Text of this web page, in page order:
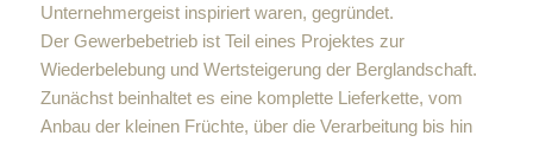
Unternehmergeist inspiriert waren, gegründet.
Der Gewerbebetrieb ist Teil eines Projektes zur
Wiederbelebung und Wertsteigerung der Berglandschaft.
Zunächst beinhaltet es eine komplette Lieferkette, vom
Anbau der kleinen Früchte, über die Verarbeitung bis hin